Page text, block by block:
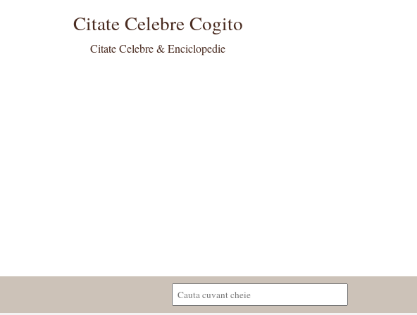
Citate Celebre Cogito
Citate Celebre & Enciclopedie